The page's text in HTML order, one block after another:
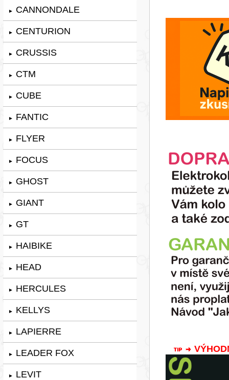
► CANNONDALE
► CENTURION
► CRUSSIS
► CTM
► CUBE
► FANTIC
► FLYER
► FOCUS
► GHOST
► GIANT
► GT
► HAIBIKE
► HEAD
► HERCULES
► KELLYS
► LAPIERRE
► LEADER FOX
► LEVIT